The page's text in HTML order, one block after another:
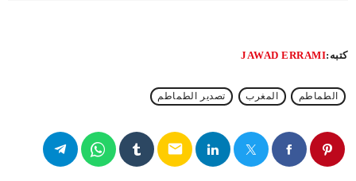
كتبه:JAWAD ERRAMI
الطماطم المغرب تصدير الطماطم
email